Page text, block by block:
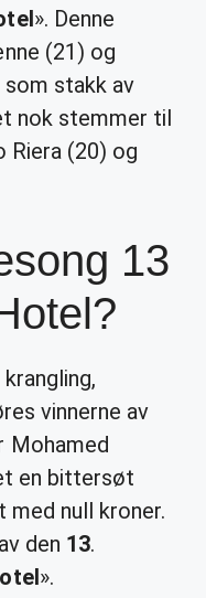
». Denne
(21) og
som stakk av
nok stemmer til
Riera (20) og
13
vinnerne av
Mohamed
en bittersøt
null kroner.
den 13.
».